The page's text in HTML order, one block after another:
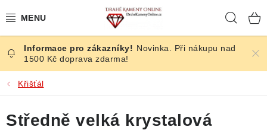
na
ČESKÉ KAMENY
ŠPERKY
KAMENY ZE SVĚTA
Novinka. Při nákupu nad
1500 Kč doprava zdarma!
Křišťál
Středně velká krystalová